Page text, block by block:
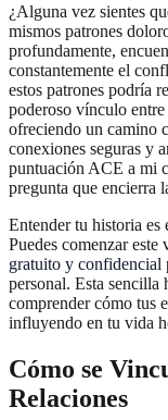
¿Alguna vez sientes
mismos patrones
profundamente,
constantemente el
estos patrones podría
poderoso vínculo entre
ofreciendo un camino
conexiones seguras y
puntuación ACE a mi
pregunta que encierra
Entender tu historia es
Puedes comenzar
gratuito y confidencial
personal. Esta sencilla
comprender cómo tus
influyendo en tu vida
Cómo se
Relaciones